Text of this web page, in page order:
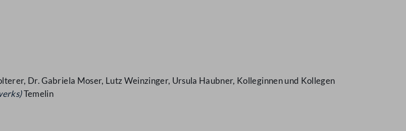
Dr. Gabriela Moser, Lutz Weinzinger, Ursula Haubner, Kolleginnen und Kollegen
Temelin